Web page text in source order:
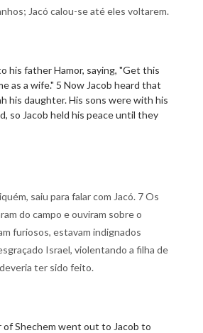
Jacó calou-se até eles voltarem.
his father Hamor, saying, "Get this
as a wife." 5 Now Jacob heard that
his daughter. His sons were with his
so Jacob held his peace until they
saiu para falar com Jacó. 7 Os
do campo e ouviram sobre o
furiosos, estavam indignados
Israel, violentando a filha de
ter sido feito.
Shechem went out to Jacob to